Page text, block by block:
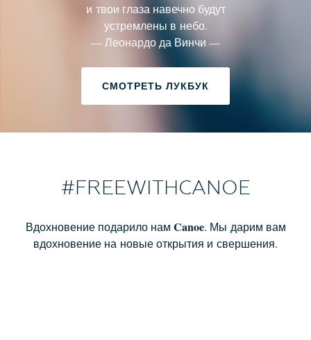
и твои глаза навечно будут
устремлены в небо.
— Леонардо да Винчи —
СМОТРЕТЬ ЛУКБУК
#FREEWITHCANOE
Вдохновение подарило нам Canoe. Мы дарим вам
вдохновение на новые открытия и свершения.